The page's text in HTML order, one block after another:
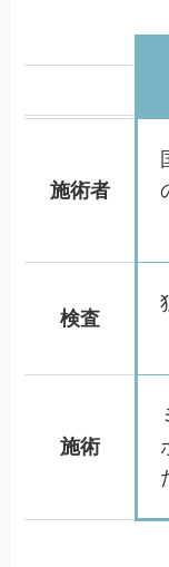
施術者
検査
施術